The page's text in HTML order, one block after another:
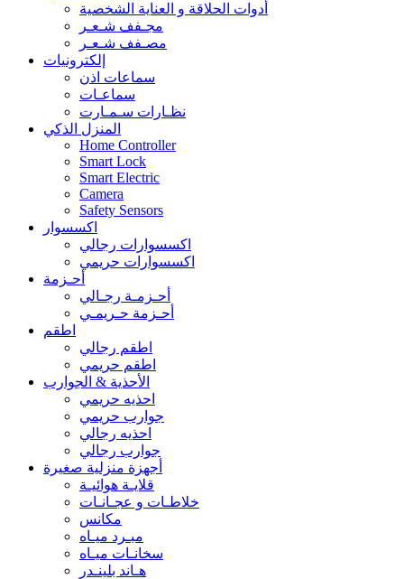
أدوات الحلاقة و العناية الشخصية
مجـفف شـعـر
مصـفف شـعـر
إلكترونيات
سماعات اذن
سماعـات
نظـارات سـمـارت
المنزل الذكي
Home Controller
Smart Lock
Smart Electric
Camera
Safety Sensors
اكسسوار
اكسسوارات رجالي
اكسسوارات حريمي
أحـزمة
أحـزمـة رجـالي
أحـزمة حـريمـي
اطقم
اطقم رجالي
اطقم حريمي
الأحذية & الجوارب
احذيه حريمي
جوارب حريمي
احذيه رجالي
جوارب رجالي
أجهزة منزلية صغيرة
قلايـة هوائيـة
خلاطـات و عجـانـات
مكانس
مبـرد ميـاه
سخانـات ميـاه
هـاند بلينـدر